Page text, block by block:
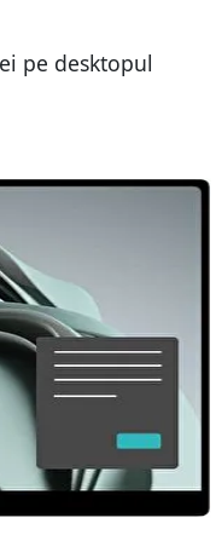
pe desktopul